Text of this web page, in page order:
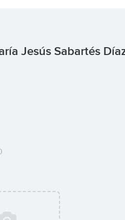
Jesús Sabartés